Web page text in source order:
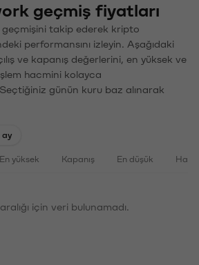
geçmiş fiyatları
takip ederek kripto
performansını izleyin. Aşağıdaki
ve kapanış değerlerini, en yüksek ve
hacmini kolayca
günün kuru baz alınarak
ay
En yüksek Kapanış En düşük
için veri bulunamadı.